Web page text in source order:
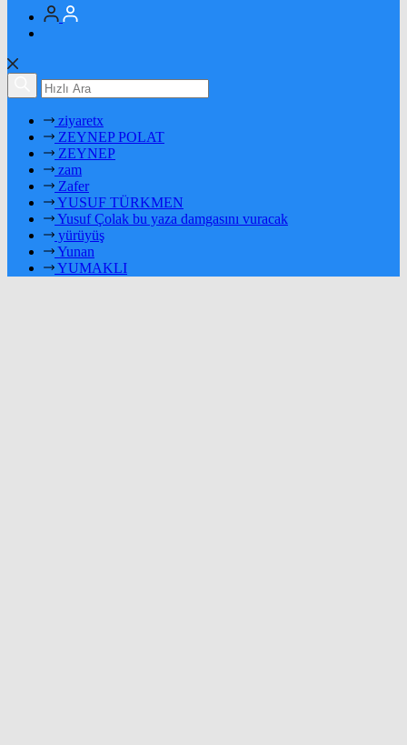
ziyaretx
ZEYNEP POLAT
ZEYNEP
zam
Zafer
YUSUF TÜRKMEN
Yusuf Çolak bu yaza damgasını vuracak
yürüyüş
Yunan
YUMAKLI